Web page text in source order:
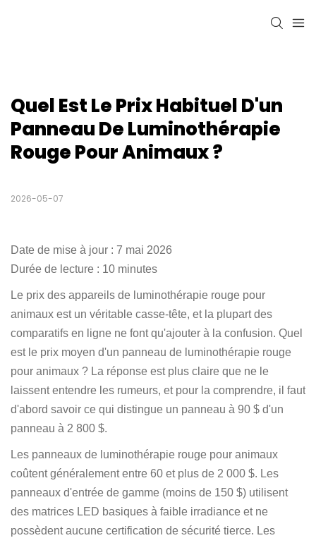
Quel Est Le Prix Habituel D'un
Panneau De Luminothérapie
Rouge Pour Animaux ?
2026-05-07
Date de mise à jour : 7 mai 2026
Durée de lecture : 10 minutes
Le prix des appareils de luminothérapie rouge pour
animaux est un véritable casse-tête, et la plupart des
comparatifs en ligne ne font qu'ajouter à la confusion. Quel
est le prix moyen d'un panneau de luminothérapie rouge
pour animaux ? La réponse est plus claire que ne le
laissent entendre les rumeurs, et pour la comprendre, il faut
d'abord savoir ce qui distingue un panneau à 90 $ d'un
panneau à 2 800 $.
Les panneaux de luminothérapie rouge pour animaux
coûtent généralement entre 60 et plus de 2 000 $. Les
panneaux d'entrée de gamme (moins de 150 $) utilisent
des matrices LED basiques à faible irradiance et ne
possèdent aucune certification de sécurité tierce. Les